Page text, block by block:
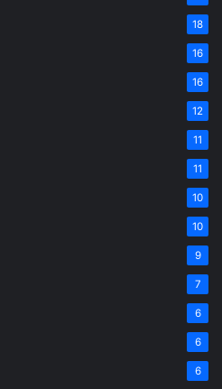
18
16
16
12
11
11
10
10
9
7
6
6
6